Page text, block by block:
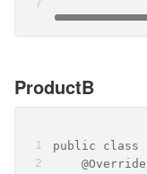
ProductB
public class
    @Override